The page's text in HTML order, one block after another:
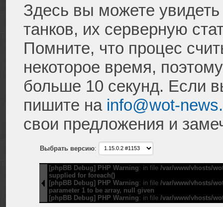
Здесь вы можете
танков, их серверную
Помните, что процес
некоторое время,
больше 10 секунд. Если
пишите на info@wot-
свои предложения и
Выбрать версию:
[phpBB Debug] PHP Warning: in file /var/www/vhosts/
supplied for foreach()
[phpBB Debug] PHP Warning: in file /var/www/vhosts/
parameter 1 to be array, null given
[phpBB Debug] PHP Warning: in file /var/www/vhosts/